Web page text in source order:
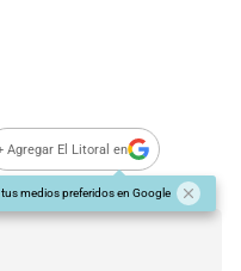
Agregar El Litoral en
tus medios preferidos en Google